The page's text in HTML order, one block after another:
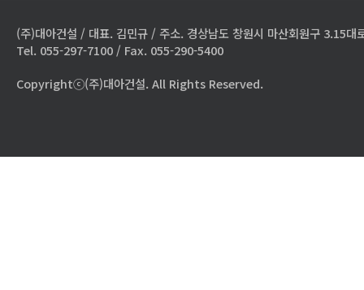
(주)대아건설 / 대표. 김민규 / 주소. 경상남도 창원시 마산회원구 3.15대
Tel. 055-297-7100 / Fax. 055-290-5400
Copyrightⓒ(주)대아건설. All Rights Reserved.